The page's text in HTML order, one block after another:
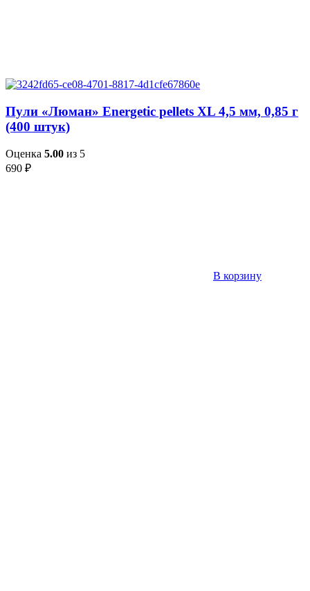
Пули «Люман» Energetic pellets XL 4,5 мм, 0,85 г
(400 штук)
Оценка 5.00 из 5
690 ₽
В корзину